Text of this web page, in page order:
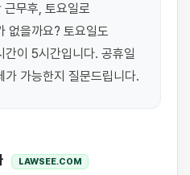
무후, 토요일로
없을까요? 토요일도
이 5시간입니다. 공휴일
가 가능한지 질문드립니다.
LAWSEE.COM